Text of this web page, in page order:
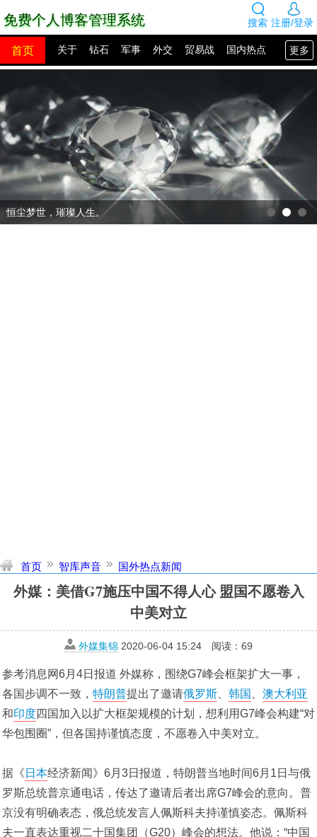
注册/登录
搜索
免费个人博客管理系统
更多
首页 关于 钻石 军事 外交 贸易战 国内热点
网站模板 源码下载 创业赚钱 图片展示 留言板
恒尘梦世，璀璨人生。
首页 智库声音 国外热点新闻
外媒：美借G7施压中国不得人心 盟国不愿卷入
中美对立
外媒集锦 2020-06-04 15:24 阅读： 69
参考消息网6月4日报道 外媒称，围绕G7峰会框架扩大一事，
各国步调不一致， 特朗普提出了邀请俄罗斯 韩国
澳大利亚
和印度四国加入以扩大框架规模的计划，想利用G7峰会构建“对
华包围圈”，但各国持谨慎态度，不愿卷入中美对立。
据《 日本经济新闻》6月3日报道，特朗普当地时间6月1日与俄
罗斯总统普京通电话，传达了邀请后者出席G7峰会的意向。普
京没有明确表态，俄总统发言人佩斯科夫持谨慎姿态。佩斯科
夫一直表达重视二十国集团（G20）峰会的想法。他说：“中国